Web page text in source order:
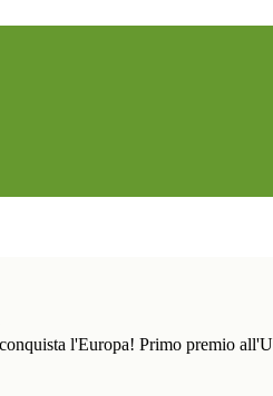
l'Europa! Primo premio